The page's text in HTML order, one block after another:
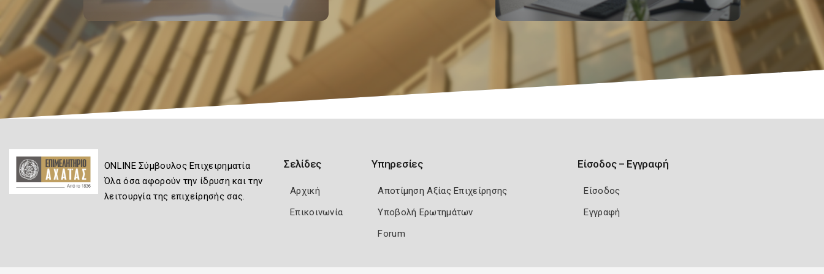
ONLINE Σύμβουλος Επιχειρηματία
Όλα όσα αφορούν την ίδρυση και την
λειτουργία της επιχείρησής σας.
Σελίδες
Αρχική
Επικοινωνία
Υπηρεσίες
Αποτίμηση Αξίας Επιχείρησης
Υποβολή Ερωτημάτων
Forum
Είσοδος – Εγγραφή
Είσοδος
Εγγραφή